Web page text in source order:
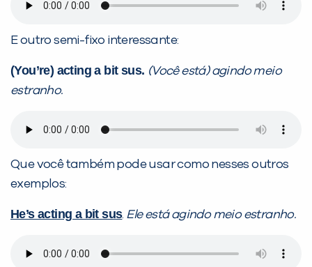
E outro semi-fixo interessante:
(You’re) acting a bit sus. (Você está) agindo meio
estranho.
Que você também pode usar como nesses outros
exemplos:
He’s acting a bit sus. Ele está agindo meio estranho.